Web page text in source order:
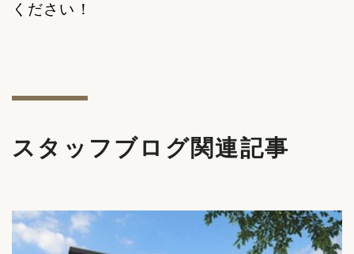
ください！
スタッフブログ関連記事